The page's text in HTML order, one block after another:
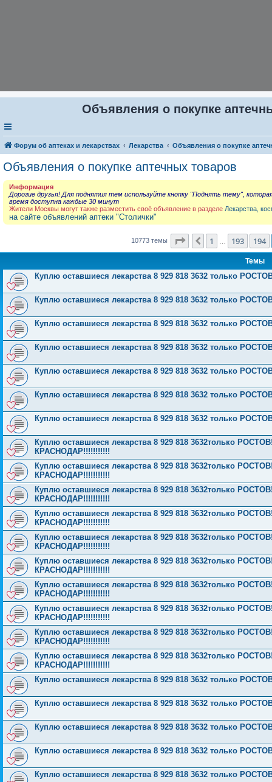
Объявления о покупке
Форум об аптеках и лекарствах Лекарства Объявления о покупке
Объявления о покупке аптечных товаров
Информация
Дорогие друзья! Для поднятия тем используйте кнопку "Поднять тему",
время доступна каждые 30 минут
Жители Москвы могут также разместить своё объявление в разделе Лекарства,
на сайте объявлений аптеки "Столички"
10773 темы Страница 195из 431
Пред.
1 193 194
Темы
Куплю оставшиеся лекарства 8 929 818 3632 только
Куплю оставшиеся лекарства 8 929 818 3632 только
Куплю оставшиеся лекарства 8 929 818 3632 только
Куплю оставшиеся лекарства 8 929 818 3632 только
Куплю оставшиеся лекарства 8 929 818 3632 только
Куплю оставшиеся лекарства 8 929 818 3632 только
Куплю оставшиеся лекарства 8 929 818 3632 только
Куплю оставшиеся лекарства 8 929 818 3632только
КРАСНОДАР!!!!!!!!!!!
Куплю оставшиеся лекарства 8 929 818 3632только
КРАСНОДАР!!!!!!!!!!!
Куплю оставшиеся лекарства 8 929 818 3632только
КРАСНОДАР!!!!!!!!!!!
Куплю оставшиеся лекарства 8 929 818 3632только
КРАСНОДАР!!!!!!!!!!!
Куплю оставшиеся лекарства 8 929 818 3632только
КРАСНОДАР!!!!!!!!!!!
Куплю оставшиеся лекарства 8 929 818 3632только
КРАСНОДАР!!!!!!!!!!!
Куплю оставшиеся лекарства 8 929 818 3632только
КРАСНОДАР!!!!!!!!!!!
Куплю оставшиеся лекарства 8 929 818 3632только
КРАСНОДАР!!!!!!!!!!!
Куплю оставшиеся лекарства 8 929 818 3632только
КРАСНОДАР!!!!!!!!!!!
Куплю оставшиеся лекарства 8 929 818 3632только
КРАСНОДАР!!!!!!!!!!!
Куплю оставшиеся лекарства 8 929 818 3632 только
Куплю оставшиеся лекарства 8 929 818 3632 только
Куплю оставшиеся лекарства 8 929 818 3632 только
Куплю оставшиеся лекарства 8 929 818 3632 только
Куплю оставшиеся лекарства 8 929 818 3632 только